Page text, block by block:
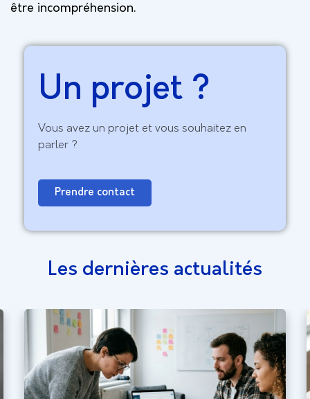
être incompréhension.
Un projet ?
Vous avez un projet et vous souhaitez en
parler ?
Prendre contact
Les dernières actualités